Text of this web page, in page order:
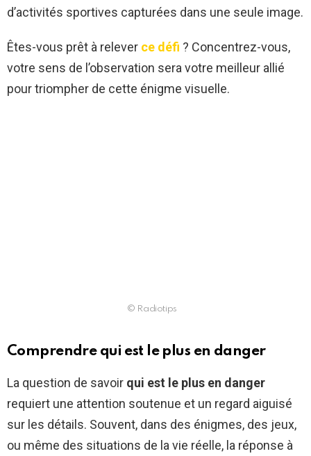
d’activités sportives capturées dans une seule image.
Êtes-vous prêt à relever ce défi ? Concentrez-vous,
votre sens de l’observation sera votre meilleur allié
pour triompher de cette énigme visuelle.
© Radiotips
Comprendre qui est le plus en danger
La question de savoir qui est le plus en danger
requiert une attention soutenue et un regard aiguisé
sur les détails. Souvent, dans des énigmes, des jeux,
ou même des situations de la vie réelle, la réponse à